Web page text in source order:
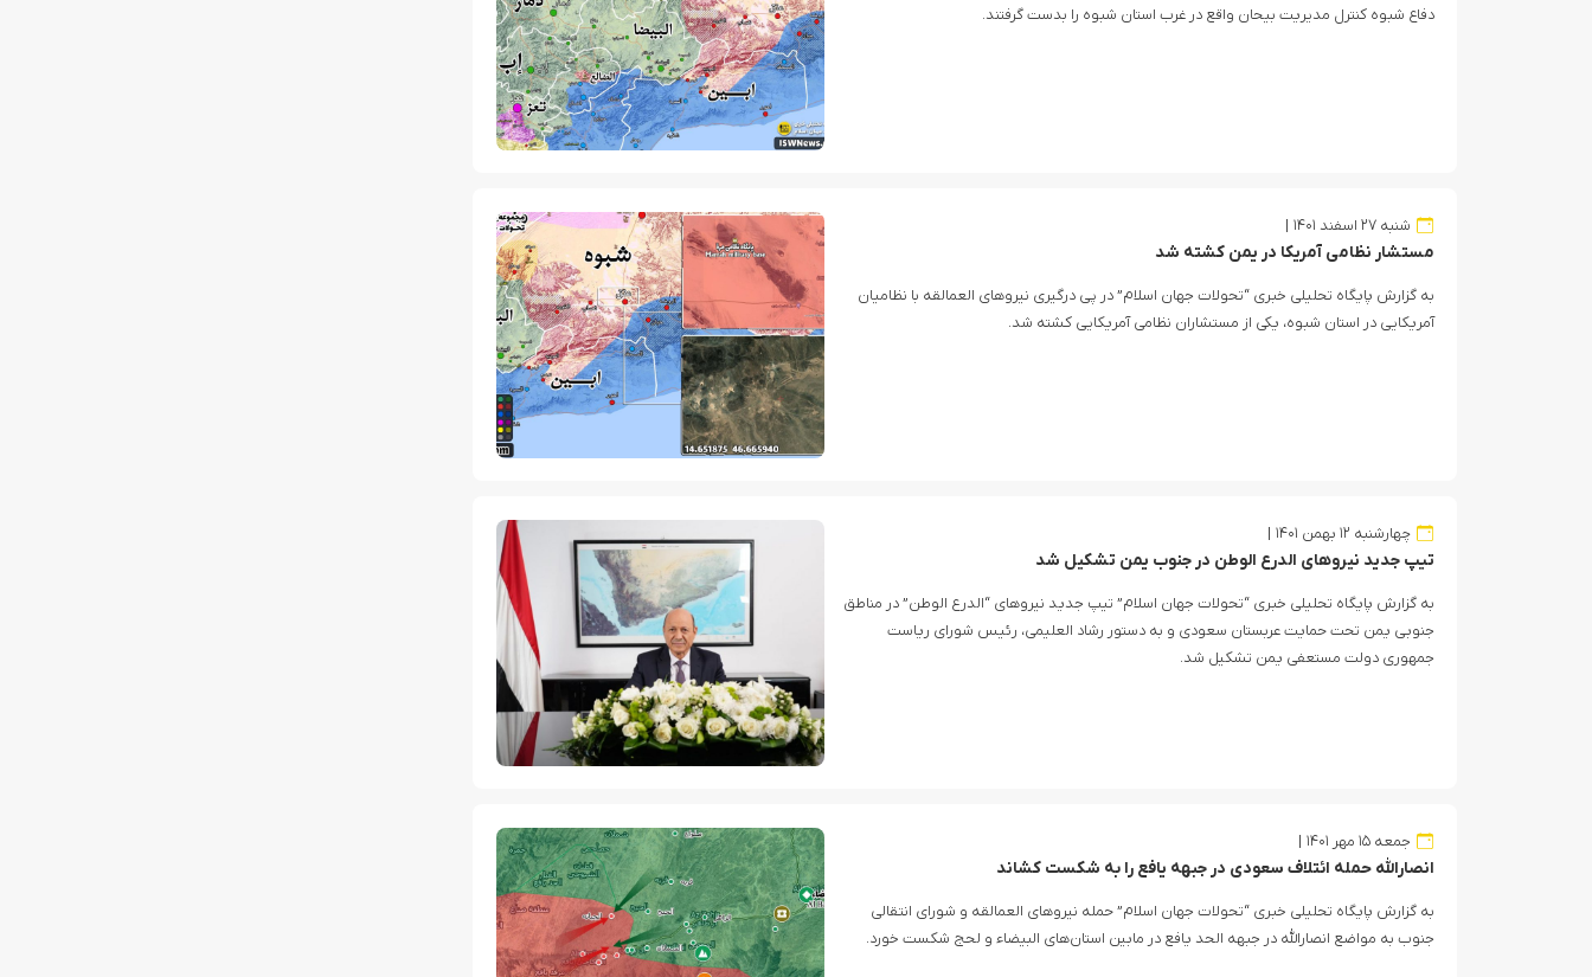
دفاع شبوه کنترل مدیریت بیحان واقع در غرب استان شبوه را بدست گرفتند.
شنبه ۲۷ اسفند ۱۴۰۱
مستشار نظامی آمریکا در یمن کشته شد
به گزارش پایگاه تحلیلی خبری “تحولات جهان اسلام” در پی درگیری نیروهای العمالقه با نظامیان
آمریکایی در استان شبوه، یکی از مستشاران نظامی آمریکایی کشته شد.
چهارشنبه ۱۲ بهمن ۱۴۰۱
تیپ جدید نیروهای الدرع الوطن در جنوب یمن تشکیل شد
به گزارش پایگاه تحلیلی خبری “تحولات جهان اسلام” تیپ جدید نیروهای “الدرع الوطن” در مناطق
جنوبی یمن تحت حمایت عربستان سعودی و به دستور رشاد العلیمی، رئیس شورای ریاست
جمهوری دولت مستعفی یمن تشکیل شد.
جمعه ۱۵ مهر ۱۴۰۱
انصارالله حمله ائتلاف سعودی در جبهه یافع را به شکست کشاند
به گزارش پایگاه تحلیلی خبری “تحولات جهان اسلام” حمله نیروهای العمالقه و شورای انتقالی
جنوب به مواضع انصارالله در جبهه الحد یافع در مابین استان‌های البیضاء و لحج شکست خورد.